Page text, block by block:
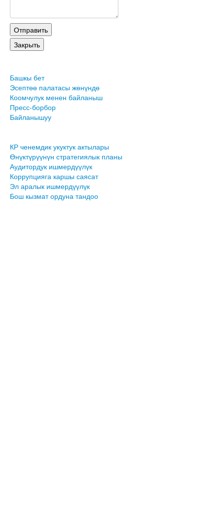
Башкы бет
Эсептөө палатасы жөнүндө
Коомчулук менен байланыш
Пресс-борбор
Байланышуу
КР ченемдик укуктук актылары
Өнүктүрүүнүн стратегиялык планы
Аудитордук ишмердүүлүк
Коррупцияга каршы саясат
Эл аралык ишмердүүлүк
Бош кызмат ордуна тандоо